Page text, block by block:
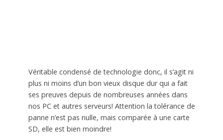
Véritable condensé de technologie donc, il s’agit ni
plus ni moins d’un bon vieux disque dur qui a fait
ses preuves depuis de nombreuses années dans
nos PC et autres serveurs! Attention la tolérance de
panne n’est pas nulle, mais comparée à une carte
SD, elle est bien moindre!